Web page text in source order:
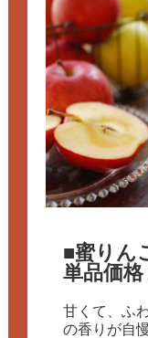
■蜜りん
単品価格
甘くて、ふ
の香りが自